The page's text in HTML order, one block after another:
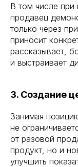
В том числе при
продавец
только через
приносит
рассказывает,
и выстраивает
3. Создание
Занимая
не
от разовой
продукт, но и
улучшить